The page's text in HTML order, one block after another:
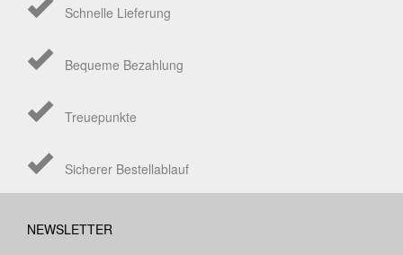
Schnelle Lieferung
Bequeme Bezahlung
Treuepunkte
Sicherer Bestellablauf
NEWSLETTER